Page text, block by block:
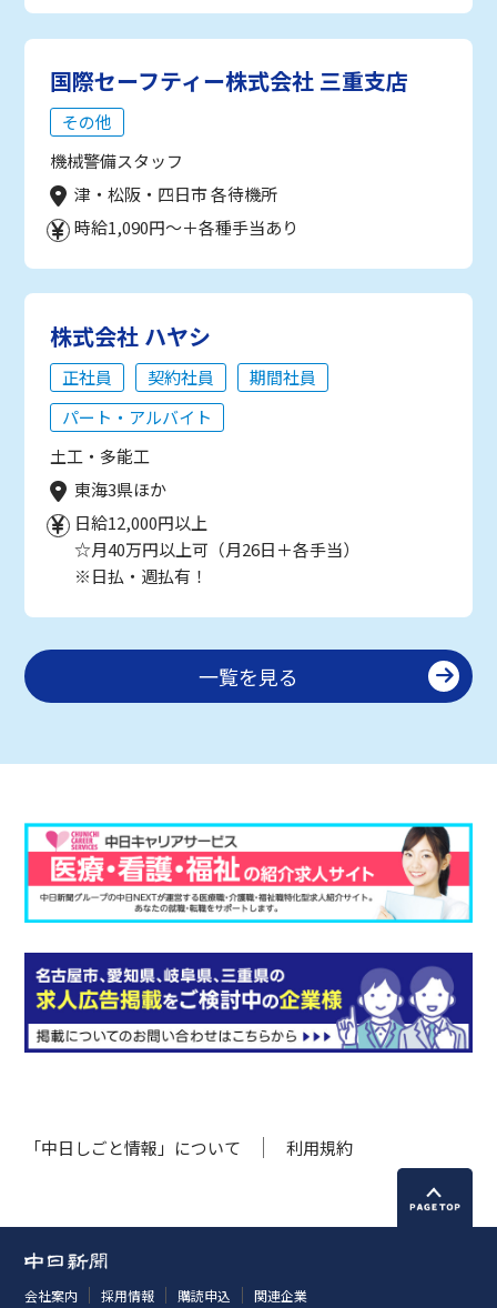
国際セーフティー株式会社 三重支店
その他
機械警備スタッフ
津・松阪・四日市 各待機所
時給1,090円～＋各種手当あり
株式会社 ハヤシ
正社員 契約社員
期間社員
パート・アルバイト
土工・多能工
東海3県ほか
日給12,000円以上
☆月40万円以上可（月26日＋各手当）
※日払・週払有！
一覧を見る
「中日しごと情報」について 利用規約
会社案内 採用情報 購読申込 関連企業